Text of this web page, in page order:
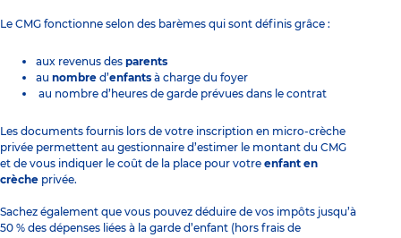
Le CMG fonctionne selon des barèmes qui sont définis grâce :
aux revenus des parents
au nombre d’enfants à charge du foyer
au nombre d’heures de garde prévues dans le contrat
Les documents fournis lors de votre inscription en micro-crèche
privée permettent au gestionnaire d’estimer le montant du CMG
et de vous indiquer le coût de la place pour votre enfant en
crèche privée.
Sachez également que vous pouvez déduire de vos impôts jusqu’à
50 % des dépenses liées à la garde d’enfant (hors frais de